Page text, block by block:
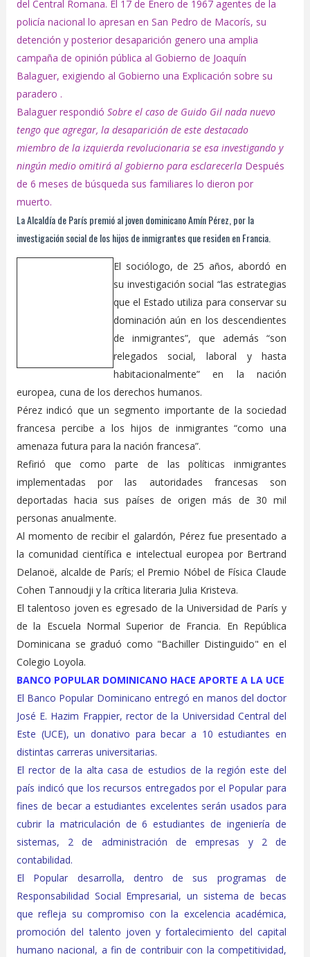
del Central Romana. El 17 de Enero de 1967 agentes de la
policía nacional lo apresan en San Pedro de Macorís, su
detención y posterior desaparición genero una amplia
campaña de opinión pública al Gobierno de Joaquín
Balaguer, exigiendo al Gobierno una Explicación sobre su
paradero .
Balaguer respondió Sobre el caso de Guido Gil nada nuevo
tengo que agregar, la desaparición de este destacado
miembro de la izquierda revolucionaria se esa investigando y
ningún medio omitirá al gobierno para esclarecerlaDespués
de 6 meses de búsqueda sus familiares lo dieron por
muerto.
La Alcaldía de París premió al joven dominicano Amín Pérez, por la
investigación social de los hijos de inmigrantes que residen en Francia.
El sociólogo, de 25 años, abordó en
su investigación social “las estrategias
que el Estado utiliza para conservar su
dominación aún en los descendientes
de inmigrantes”, que además “son
relegados social, laboral y hasta
habitacionalmente” en la nación
europea, cuna de los derechos humanos.
Pérez indicó que un segmento importante de la sociedad
francesa percibe a los hijos de inmigrantes “como una
amenaza futura para la nación francesa”.
Refirió que como parte de las políticas inmigrantes
implementadas por las autoridades francesas son
deportadas hacia sus países de origen más de 30 mil
personas anualmente.
Al momento de recibir el galardón, Pérez fue presentado a
la comunidad científica e intelectual europea por Bertrand
Delanoë, alcalde de París; el Premio Nóbel de Física Claude
Cohen Tannoudji y la crítica literaria Julia Kristeva.
El talentoso joven es egresado de la Universidad de París y
de la Escuela Normal Superior de Francia. En República
Dominicana se graduó como "Bachiller Distinguido" en el
Colegio Loyola.
BANCO POPULAR DOMINICANO HACE APORTE A LA UCE
El Banco Popular Dominicano entregó en manos del doctor
José E. Hazim Frappier, rector de la Universidad Central del
Este (UCE), un donativo para becar a 10 estudiantes en
distintas carreras universitarias.
El rector de la alta casa de estudios de la región este del
país indicó que los recursos entregados por el Popular para
fines de becar a estudiantes excelentes serán usados para
cubrir la matriculación de 6 estudiantes de ingeniería de
sistemas, 2 de administración de empresas y 2 de
contabilidad.
El Popular desarrolla, dentro de sus programas de
Responsabilidad Social Empresarial, un sistema de becas
que refleja su compromiso con la excelencia académica,
promoción del talento joven y fortalecimiento del capital
humano nacional, a fin de contribuir con la competitividad,